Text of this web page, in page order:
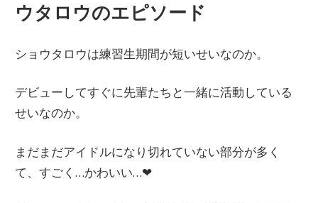
ウタロウのエピソード
ショウタロウは練習生期間が短いせいなのか。
デビューしてすぐに先輩たちと一緒に活動している
せいなのか。
まだまだアイドルになり切れていない部分が多く
て、すごく…かわいい…❤